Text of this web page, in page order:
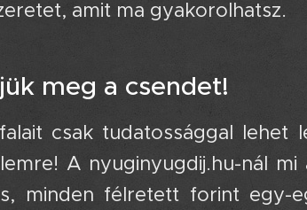
amit ma gyakorolhatsz.
meg a csendet!
csak tudatossággal lehet
A nyuginyugdij.hu-nál
minden félretett forint egy-